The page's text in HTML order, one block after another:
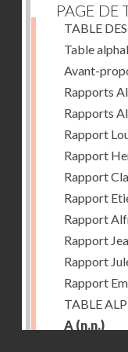
PAGE DE
TABLE
Table
Avant-
Rapports
Rapports
Rapport
Rapport
Rapport
Rapport
Rapport
Rapport
Rapport
Rapport
TABLE
A (n.n.)